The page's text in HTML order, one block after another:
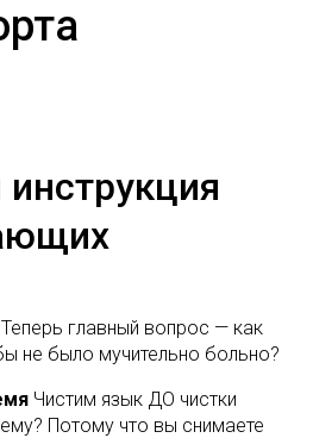
главный вопрос — как
не было мучительно больно?
Чистим язык ДО чистки
Потому что вы снимаете